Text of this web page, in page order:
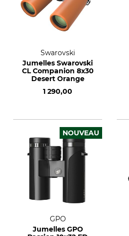
Swarovski
Jumelles Swarovski
CL Companion 8x30
Desert Orange
1 290,00
NOUVEAU
GPO
Jumelles GPO